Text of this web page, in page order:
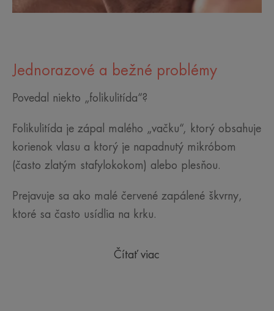
Jednorazové a bežné problémy
Povedal niekto „folikulitída“?
Folikulitída je zápal malého „vačku“, ktorý obsahuje
korienok vlasu a ktorý je napadnutý mikróbom
(často zlatým stafylokokom) alebo plesňou.
Prejavuje sa ako malé červené zapálené škvrny,
ktoré sa často usídlia na krku.
Čítať viac